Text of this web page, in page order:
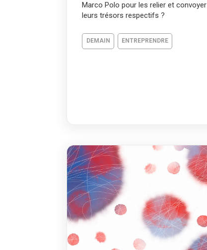
Marco Polo pour les relier et convoyer
leurs trésors respectifs ?
DEMAIN ENTREPRENDRE